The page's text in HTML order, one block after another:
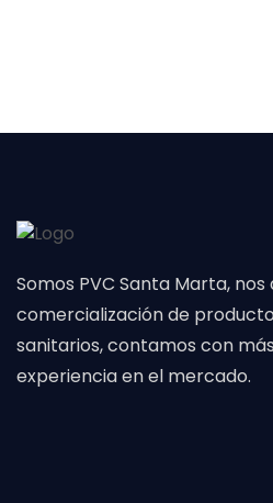
Somos PVC Santa Marta,
comercialización de
sanitarios, contamos con
experiencia en el mercado.